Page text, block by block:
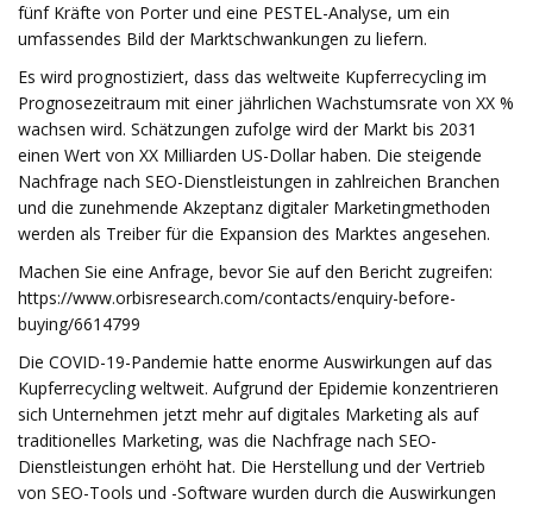
fünf Kräfte von Porter und eine PESTEL-Analyse, um ein
umfassendes Bild der Marktschwankungen zu liefern.
Es wird prognostiziert, dass das weltweite Kupferrecycling im
Prognosezeitraum mit einer jährlichen Wachstumsrate von XX %
wachsen wird. Schätzungen zufolge wird der Markt bis 2031
einen Wert von XX Milliarden US-Dollar haben. Die steigende
Nachfrage nach SEO-Dienstleistungen in zahlreichen Branchen
und die zunehmende Akzeptanz digitaler Marketingmethoden
werden als Treiber für die Expansion des Marktes angesehen.
Machen Sie eine Anfrage, bevor Sie auf den Bericht zugreifen:
https://www.orbisresearch.com/contacts/enquiry-before-
buying/6614799
Die COVID-19-Pandemie hatte enorme Auswirkungen auf das
Kupferrecycling weltweit. Aufgrund der Epidemie konzentrieren
sich Unternehmen jetzt mehr auf digitales Marketing als auf
traditionelles Marketing, was die Nachfrage nach SEO-
Dienstleistungen erhöht hat. Die Herstellung und der Vertrieb
von SEO-Tools und -Software wurden durch die Auswirkungen